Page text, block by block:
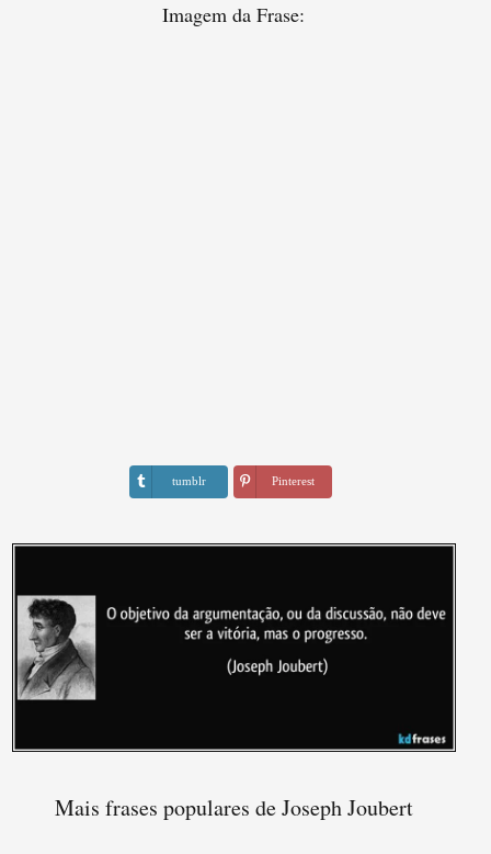
Imagem da Frase:
tumblr Pinterest
Mais frases populares de Joseph Joubert